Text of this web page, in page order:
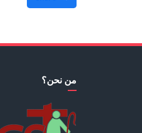
من نحن؟